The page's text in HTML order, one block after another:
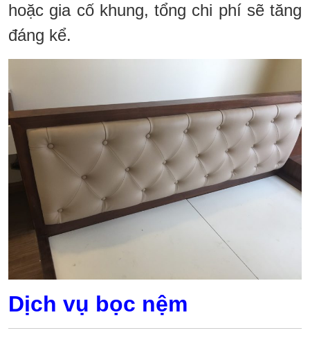
hoặc gia cố khung, tổng chi phí sẽ tăng
đáng kể.
Dịch vụ bọc nệm